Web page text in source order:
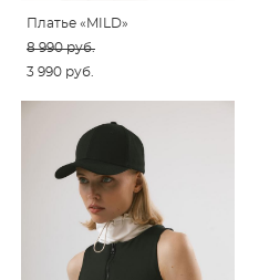
Платье «MILD»
8 990 pуб.
3 990 pуб.